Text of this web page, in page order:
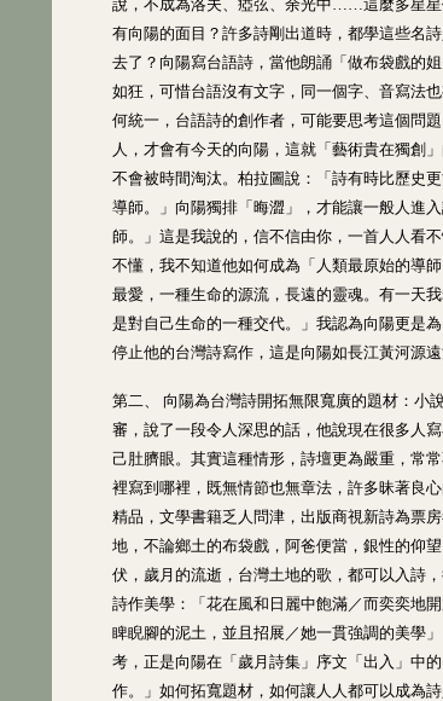
說，不成為洛夫、瘂弦、余光中……這麼多星
有向陽的面目？許多詩剛出道時，都學這些名
去了？向陽寫台語詩，當他朗誦「做布袋戲的
如狂，可惜台語沒有文字，同一個字、音寫法
何統一，台語詩的創作者，可能要思考這個問
人，才會有今天的向陽，這就「藝術貴在獨創
不會被時間淘汰。柏拉圖說：「詩有時比歷史
導師。」向陽獨排「晦澀」，才能讓一般人進
師。」這是我說的，信不信由你，一首人人看
不懂，我不知道他如何成為「人類最原始的導
最愛，一種生命的源流，長遠的靈魂。有一天
是對自己生命的一種交代。」我認為向陽更是
停止他的台灣詩寫作，這是向陽如長江黃河源遠
第二、 向陽為台灣詩開拓無限寬廣的題材：小
審，說了一段令人深思的話，他說現在很多人
己肚臍眼。其實這種情形，詩壇更為嚴重，常
裡寫到哪裡，既無情節也無章法，許多昧著良
精品，文學書籍乏人問津，出版商視新詩為票
地，不論鄉土的布袋戲，阿爸便當，銀性的仰
伏，歲月的流逝，台灣土地的歌，都可以入詩
詩作美學：「花在風和日麗中飽滿／而奕奕地
睥睨腳的泥土，並且招展／她一貫強調的美學
考，正是向陽在「歲月詩集」序文「出入」中
作。」如何拓寬題材，如何讓人人都可以成為